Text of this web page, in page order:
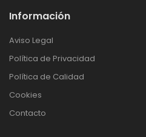
Información
Aviso Legal
Política de Privacidad
Política de Calidad
Cookies
Contacto